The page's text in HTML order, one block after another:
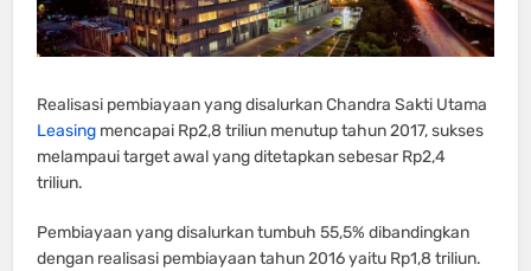
Realisasi pembiayaan yang disalurkan Chandra Sakti Utama
Leasing mencapai Rp2,8 triliun menutup tahun 2017, sukses
melampaui target awal yang ditetapkan sebesar Rp2,4
triliun.
Pembiayaan yang disalurkan tumbuh 55,5% dibandingkan
dengan realisasi pembiayaan tahun 2016 yaitu Rp1,8 triliun.